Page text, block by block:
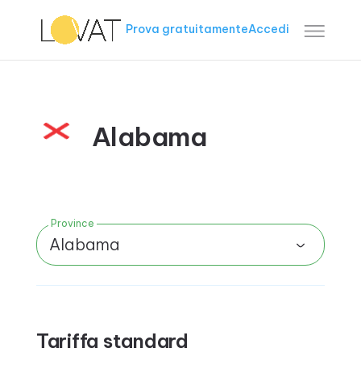
Prova gratuitamenteAccedi
Alabama
Province
Alabama
Tariffa standard